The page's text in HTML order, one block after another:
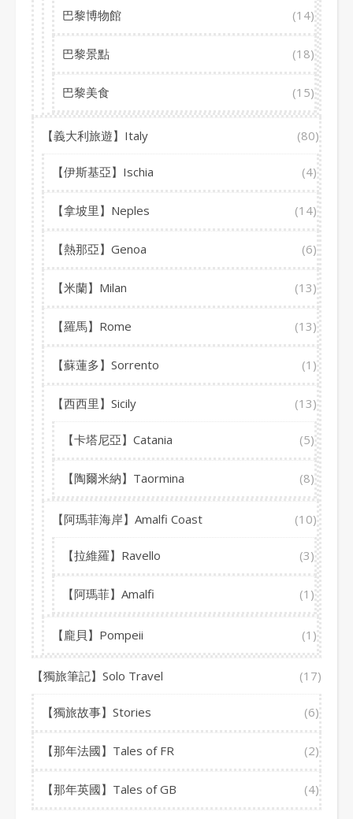
巴黎博物館 (14)
巴黎景點 (18)
巴黎美食 (15)
【義大利旅遊】Italy (80)
【伊斯基亞】Ischia (4)
【拿坡里】Neples (14)
【熱那亞】Genoa (6)
【米蘭】Milan (13)
【羅馬】Rome (13)
【蘇蓮多】Sorrento (1)
【西西里】Sicily (13)
【卡塔尼亞】Catania (5)
【陶爾米納】Taormina (8)
【阿瑪菲海岸】Amalfi Coast (10)
【拉維羅】Ravello (3)
【阿瑪菲】Amalfi (1)
【龐貝】Pompeii (1)
【獨旅筆記】Solo Travel (17)
【獨旅故事】Stories (6)
【那年法國】Tales of FR (2)
【那年英國】Tales of GB (4)